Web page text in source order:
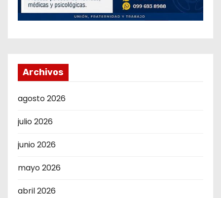
Archivos
agosto 2026
julio 2026
junio 2026
mayo 2026
abril 2026